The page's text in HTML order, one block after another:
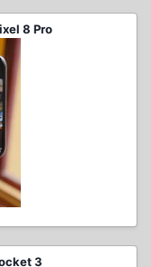
8 Pro
3